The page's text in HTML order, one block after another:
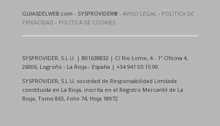
GUIASDELWEB.com - SYSPROVIDER® - AVISO LEGAL- POLÍTICA DE
PRIVACIDAD - POLÍTICA DE COOKIES
SYSPROVIDER, S.L.U. | B01638832 | C/ Rio Lomo, 4 - 1º Oficina 4,
26006, Logroño - La Rioja - España | +34 941 05 15 90
SYSPROVIDER, S.L.U, sociedad de Responsabilidad Limitada
constituida en La Rioja, inscrita en el Registro Mercantil de La
Rioja, Tomo 863, Folio 74, Hoja 18972.